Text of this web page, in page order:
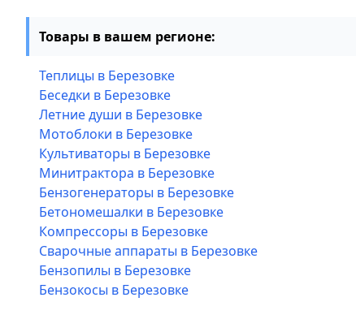
Товары в вашем регионе:
Теплицы в Березовке
Беседки в Березовке
Летние души в Березовке
Мотоблоки в Березовке
Культиваторы в Березовке
Минитрактора в Березовке
Бензогенераторы в Березовке
Бетономешалки в Березовке
Компрессоры в Березовке
Сварочные аппараты в Березовке
Бензопилы в Березовке
Бензокосы в Березовке